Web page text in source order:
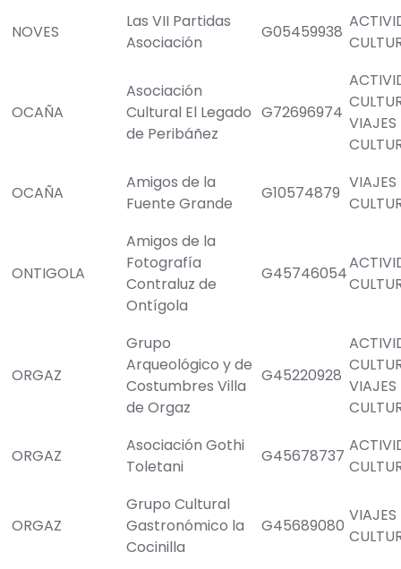
NOVES
Las VII Partidas
Asociación
G05459938
OCAÑA
Asociación
Cultural El Legado
de Peribáñez
G72696974
VIAJES
OCAÑA
Amigos de la
Fuente Grande
G10574879
VIAJES
ONTIGOLA
Amigos de la
Fotografía
Contraluz de
Ontígola
G45746054
ORGAZ
Grupo
Arqueológico y de
Costumbres Villa
de Orgaz
G45220928
VIAJES
ORGAZ
Asociación Gothi
Toletani
G45678737
ORGAZ
Grupo Cultural
Gastronómico la
Cocinilla
G45689080
VIAJES